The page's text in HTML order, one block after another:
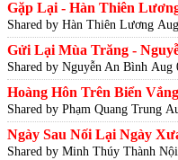
Gặp Lại - Hàn Thiên
Shared by Hàn Thiên Lương
Gửi Lại Mùa Trăng -
Shared by Nguyễn An Bình Aug
Hoàng Hôn Trên Biển
Shared by Phạm Quang Trung
Ngày Sau Nối Lại Ngày
Shared by Minh Thúy Thành Nội